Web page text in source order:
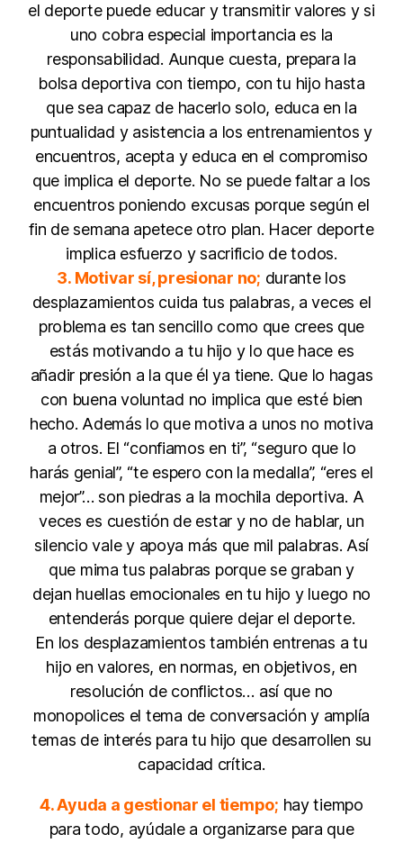
el deporte puede educar y transmitir valores y si
uno cobra especial importancia es la
responsabilidad. Aunque cuesta, prepara la
bolsa deportiva con tiempo, con tu hijo hasta
que sea capaz de hacerlo solo, educa en la
puntualidad y asistencia a los entrenamientos y
encuentros, acepta y educa en el compromiso
que implica el deporte. No se puede faltar a los
encuentros poniendo excusas porque según el
fin de semana apetece otro plan. Hacer deporte
implica esfuerzo y sacrificio de todos.
3. Motivar sí, presionar no; durante los
desplazamientos cuida tus palabras, a veces el
problema es tan sencillo como que crees que
estás motivando a tu hijo y lo que hace es
añadir presión a la que él ya tiene. Que lo hagas
con buena voluntad no implica que esté bien
hecho. Además lo que motiva a unos no motiva
a otros. El “confiamos en ti”, “seguro que lo
harás genial”, “te espero con la medalla”, “eres el
mejor”… son piedras a la mochila deportiva. A
veces es cuestión de estar y no de hablar, un
silencio vale y apoya más que mil palabras. Así
que mima tus palabras porque se graban y
dejan huellas emocionales en tu hijo y luego no
entenderás porque quiere dejar el deporte.
En los desplazamientos también entrenas a tu
hijo en valores, en normas, en objetivos, en
resolución de conflictos… así que no
monopolices el tema de conversación y amplía
temas de interés para tu hijo que desarrollen su
capacidad crítica.
4. Ayuda a gestionar el tiempo; hay tiempo
para todo, ayúdale a organizarse para que